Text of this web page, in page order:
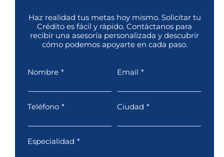
Haz realidad tus metas hoy mismo. Solicitar tu
Crédito es fácil y rápido. Contáctanos para
recibir una asesoría personalizada y descubrir
cómo podemos apoyarte en cada paso.
Nombre * Email *
Teléfono * Ciudad *
Especialidad *